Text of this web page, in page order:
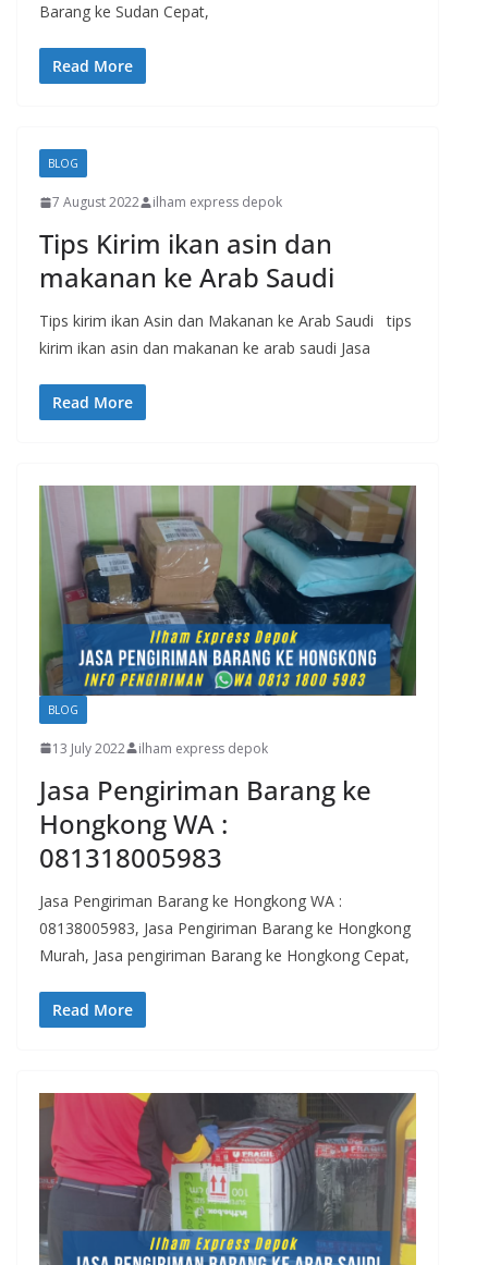
Barang ke Sudan Cepat,
Read More
BLOG
7 August 2022 ilham express depok
Tips Kirim ikan asin dan
makanan ke Arab Saudi
Tips kirim ikan Asin dan Makanan ke Arab Saudi tips
kirim ikan asin dan makanan ke arab saudi Jasa
Read More
BLOG
13 July 2022 ilham express depok
Jasa Pengiriman Barang ke
Hongkong WA :
081318005983
Jasa Pengiriman Barang ke Hongkong WA :
08138005983, Jasa Pengiriman Barang ke Hongkong
Murah, Jasa pengiriman Barang ke Hongkong Cepat,
Read More